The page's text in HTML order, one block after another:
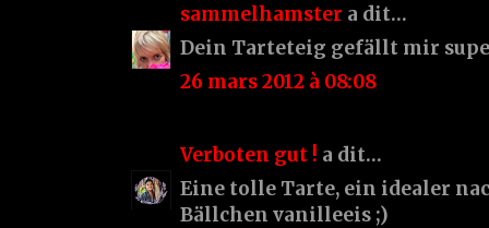
sammelhamster a dit…
Dein Tarteteig gefällt mir
26 mars 2012 à 08:08
Verboten gut ! a dit…
Eine tolle Tarte, ein idealer
Bällchen vanilleeis ;)